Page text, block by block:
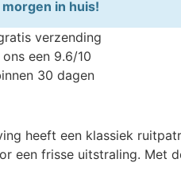
in huis!
verzending
een 9.6/10
30 dagen
heeft een klassiek
een frisse uitstraling. Met